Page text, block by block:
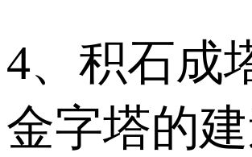
4、积石成
金字塔的